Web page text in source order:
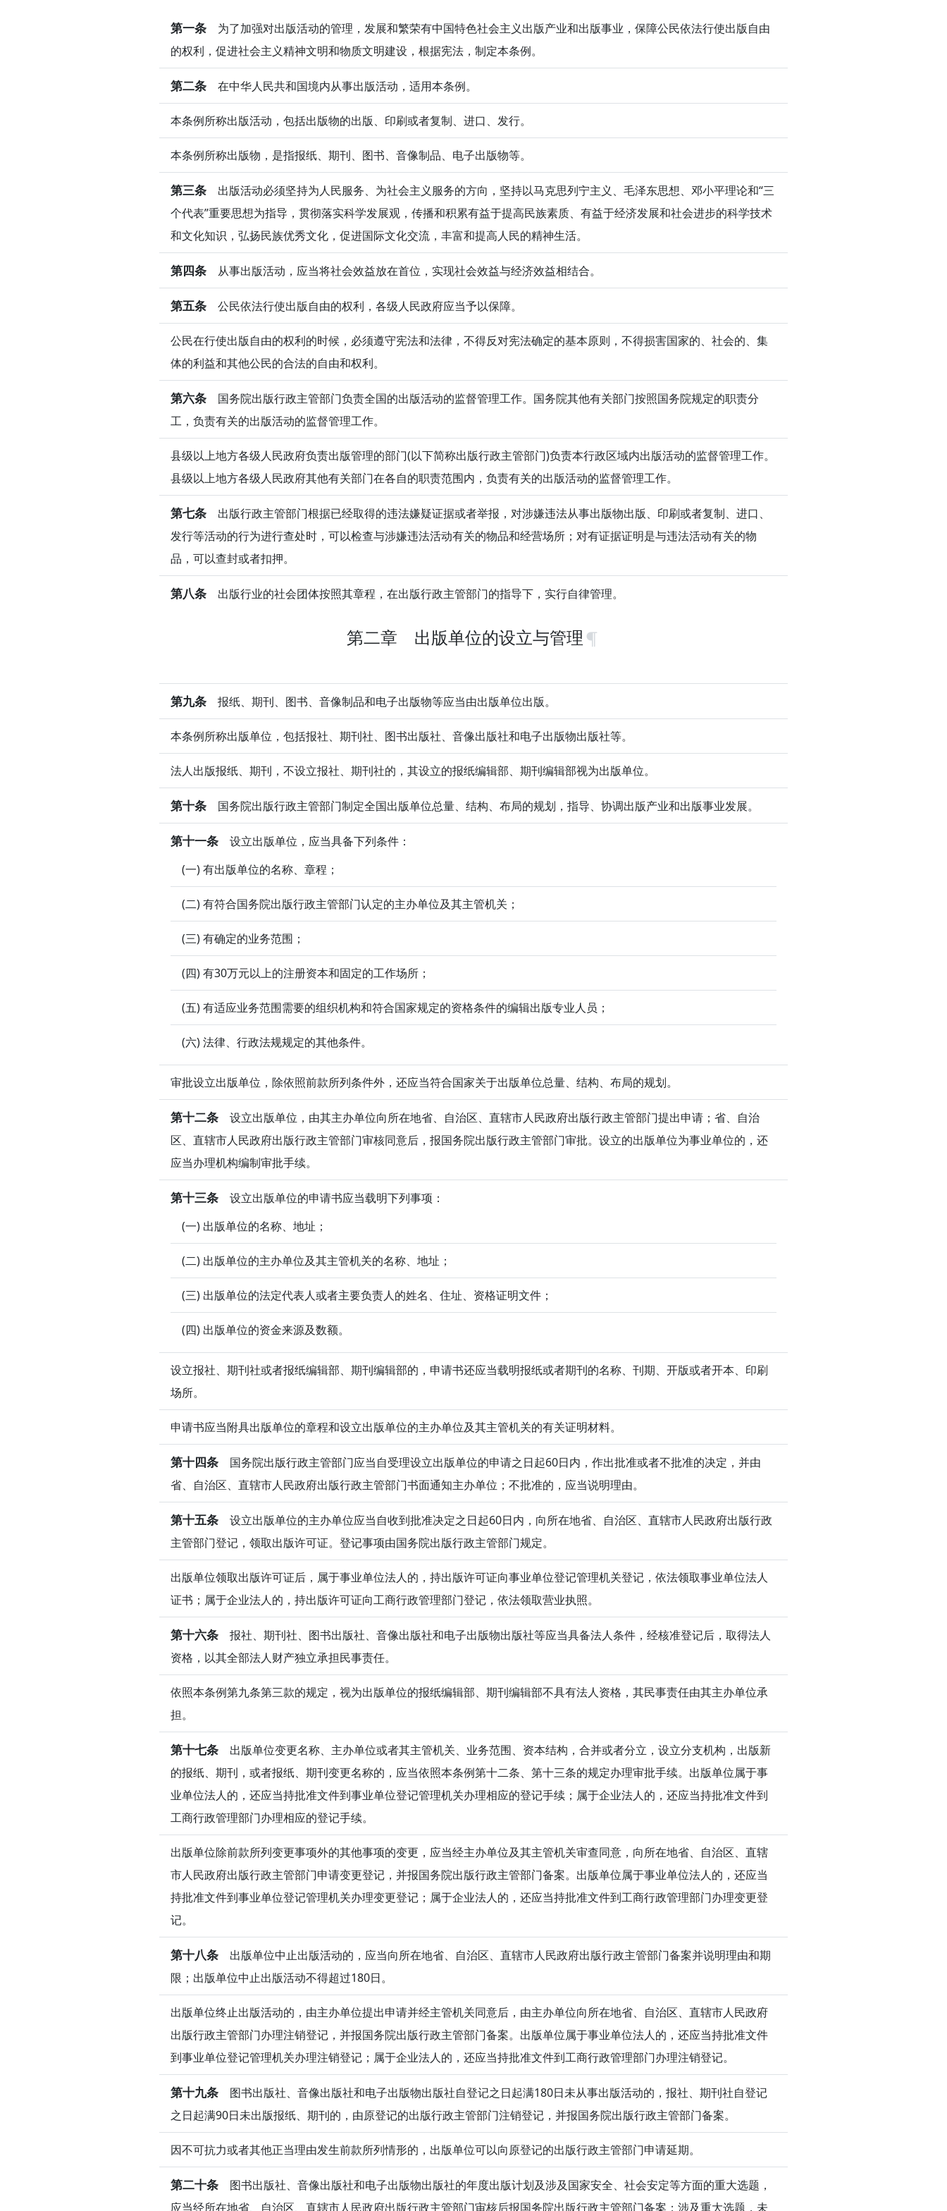
第一条 为了加强对出版活动的管理，发展和繁荣有中国特色社会主义出版产业和出版事业，保障公民依法行使出版自由
的权利，促进社会主义精神文明和物质文明建设，根据宪法，制定本条例。
第二条 在中华人民共和国境内从事出版活动，适用本条例。
本条例所称出版活动，包括出版物的出版、印刷或者复制、进口、发行。
本条例所称出版物，是指报纸、期刊、图书、音像制品、电子出版物等。
第三条 出版活动必须坚持为人民服务、为社会主义服务的方向，坚持以马克思列宁主义、毛泽东思想、邓小平理论和“三
个代表”重要思想为指导，贯彻落实科学发展观，传播和积累有益于提高民族素质、有益于经济发展和社会进步的科学技术
和文化知识，弘扬民族优秀文化，促进国际文化交流，丰富和提高人民的精神生活。
第四条 从事出版活动，应当将社会效益放在首位，实现社会效益与经济效益相结合。
第五条 公民依法行使出版自由的权利，各级人民政府应当予以保障。
公民在行使出版自由的权利的时候，必须遵守宪法和法律，不得反对宪法确定的基本原则，不得损害国家的、社会的、集
体的利益和其他公民的合法的自由和权利。
第六条 国务院出版行政主管部门负责全国的出版活动的监督管理工作。国务院其他有关部门按照国务院规定的职责分
工，负责有关的出版活动的监督管理工作。
县级以上地方各级人民政府负责出版管理的部门(以下简称出版行政主管部门)负责本行政区域内出版活动的监督管理工作。
县级以上地方各级人民政府其他有关部门在各自的职责范围内，负责有关的出版活动的监督管理工作。
第七条 出版行政主管部门根据已经取得的违法嫌疑证据或者举报，对涉嫌违法从事出版物出版、印刷或者复制、进口、
发行等活动的行为进行查处时，可以检查与涉嫌违法活动有关的物品和经营场所；对有证据证明是与违法活动有关的物
品，可以查封或者扣押。
第八条 出版行业的社会团体按照其章程，在出版行政主管部门的指导下，实行自律管理。
第二章 出版单位的设立与管理
第九条 报纸、期刊、图书、音像制品和电子出版物等应当由出版单位出版。
本条例所称出版单位，包括报社、期刊社、图书出版社、音像出版社和电子出版物出版社等。
法人出版报纸、期刊，不设立报社、期刊社的，其设立的报纸编辑部、期刊编辑部视为出版单位。
第十条 国务院出版行政主管部门制定全国出版单位总量、结构、布局的规划，指导、协调出版产业和出版事业发展。
第十一条 设立出版单位，应当具备下列条件：
(一) 有出版单位的名称、章程；
(二) 有符合国务院出版行政主管部门认定的主办单位及其主管机关；
(三) 有确定的业务范围；
(四) 有30万元以上的注册资本和固定的工作场所；
(五) 有适应业务范围需要的组织机构和符合国家规定的资格条件的编辑出版专业人员；
(六) 法律、行政法规规定的其他条件。
审批设立出版单位，除依照前款所列条件外，还应当符合国家关于出版单位总量、结构、布局的规划。
第十二条 设立出版单位，由其主办单位向所在地省、自治区、直辖市人民政府出版行政主管部门提出申请；省、自治
区、直辖市人民政府出版行政主管部门审核同意后，报国务院出版行政主管部门审批。设立的出版单位为事业单位的，还
应当办理机构编制审批手续。
第十三条 设立出版单位的申请书应当载明下列事项：
(一) 出版单位的名称、地址；
(二) 出版单位的主办单位及其主管机关的名称、地址；
(三) 出版单位的法定代表人或者主要负责人的姓名、住址、资格证明文件；
(四) 出版单位的资金来源及数额。
设立报社、期刊社或者报纸编辑部、期刊编辑部的，申请书还应当载明报纸或者期刊的名称、刊期、开版或者开本、印刷
场所。
申请书应当附具出版单位的章程和设立出版单位的主办单位及其主管机关的有关证明材料。
第十四条 国务院出版行政主管部门应当自受理设立出版单位的申请之日起60日内，作出批准或者不批准的决定，并由
省、自治区、直辖市人民政府出版行政主管部门书面通知主办单位；不批准的，应当说明理由。
第十五条 设立出版单位的主办单位应当自收到批准决定之日起60日内，向所在地省、自治区、直辖市人民政府出版行政
主管部门登记，领取出版许可证。登记事项由国务院出版行政主管部门规定。
出版单位领取出版许可证后，属于事业单位法人的，持出版许可证向事业单位登记管理机关登记，依法领取事业单位法人
证书；属于企业法人的，持出版许可证向工商行政管理部门登记，依法领取营业执照。
第十六条 报社、期刊社、图书出版社、音像出版社和电子出版物出版社等应当具备法人条件，经核准登记后，取得法人
资格，以其全部法人财产独立承担民事责任。
依照本条例第九条第三款的规定，视为出版单位的报纸编辑部、期刊编辑部不具有法人资格，其民事责任由其主办单位承
担。
第十七条 出版单位变更名称、主办单位或者其主管机关、业务范围、资本结构，合并或者分立，设立分支机构，出版新
的报纸、期刊，或者报纸、期刊变更名称的，应当依照本条例第十二条、第十三条的规定办理审批手续。出版单位属于事
业单位法人的，还应当持批准文件到事业单位登记管理机关办理相应的登记手续；属于企业法人的，还应当持批准文件到
工商行政管理部门办理相应的登记手续。
出版单位除前款所列变更事项外的其他事项的变更，应当经主办单位及其主管机关审查同意，向所在地省、自治区、直辖
市人民政府出版行政主管部门申请变更登记，并报国务院出版行政主管部门备案。出版单位属于事业单位法人的，还应当
持批准文件到事业单位登记管理机关办理变更登记；属于企业法人的，还应当持批准文件到工商行政管理部门办理变更登
记。
第十八条 出版单位中止出版活动的，应当向所在地省、自治区、直辖市人民政府出版行政主管部门备案并说明理由和期
限；出版单位中止出版活动不得超过180日。
出版单位终止出版活动的，由主办单位提出申请并经主管机关同意后，由主办单位向所在地省、自治区、直辖市人民政府
出版行政主管部门办理注销登记，并报国务院出版行政主管部门备案。出版单位属于事业单位法人的，还应当持批准文件
到事业单位登记管理机关办理注销登记；属于企业法人的，还应当持批准文件到工商行政管理部门办理注销登记。
第十九条 图书出版社、音像出版社和电子出版物出版社自登记之日起满180日未从事出版活动的，报社、期刊社自登记
之日起满90日未出版报纸、期刊的，由原登记的出版行政主管部门注销登记，并报国务院出版行政主管部门备案。
因不可抗力或者其他正当理由发生前款所列情形的，出版单位可以向原登记的出版行政主管部门申请延期。
第二十条 图书出版社、音像出版社和电子出版物出版社的年度出版计划及涉及国家安全、社会安定等方面的重大选题，
应当经所在地省、自治区、直辖市人民政府出版行政主管部门审核后报国务院出版行政主管部门备案；涉及重大选题，未